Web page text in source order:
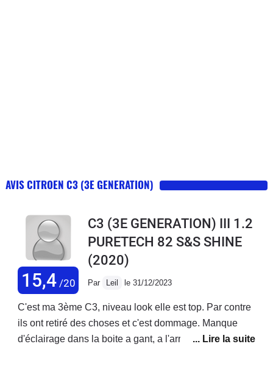
AVIS CITROEN C3 (3E GENERATION)
15,4/20
C3 (3E GENERATION) III 1.2
PURETECH 82 S&S SHINE
(2020)
Par Leil le 31/12/2023
C'est ma 3ème C3, niveau look elle est top. Par contre
ils ont retiré des choses et c'est dommage. Manque
d'éclairage dans la boite a gant, a l'arriere pour les